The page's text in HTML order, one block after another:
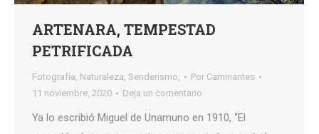
ARTENARA, TEMPESTAD
PETRIFICADA
Fotografía, Naturaleza, Senderismo, Por Caminantes
11 noviembre, 2020
Deja un comentario
Ya lo escribió Miguel de Unamuno en 1910, “El